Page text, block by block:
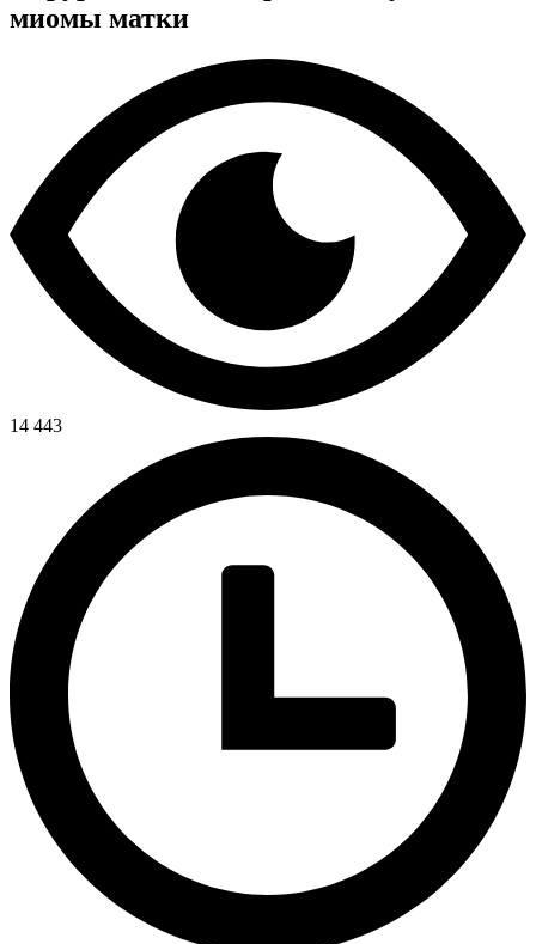
миомы матки
14 443